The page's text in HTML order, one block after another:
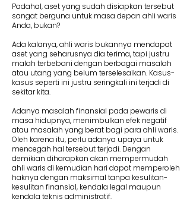
Padahal, aset yang sudah disiapkan tersebut
sangat berguna untuk masa depan ahli waris
Anda, bukan?
Ada kalanya, ahli waris bukannya mendapat
aset yang seharusnya dia terima, tapi justru
malah terbebani dengan berbagai masalah
atau utang yang belum terselesaikan. Kasus-
kasus seperti ini justru seringkali ini terjadi di
sekitar kita.
Adanya masalah finansial pada pewaris di
masa hidupnya, menimbulkan efek negatif
atau masalah yang berat bagi para ahli waris.
Oleh karena itu, perlu adanya upaya untuk
mencegah hal tersebut terjadi. Dengan
demikian diharapkan akan mempermudah
ahli waris di kemudian hari dapat memperoleh
haknya dengan maksimal tanpa kesulitan-
kesulitan finansial, kendala legal maupun
kendala teknis administratif.